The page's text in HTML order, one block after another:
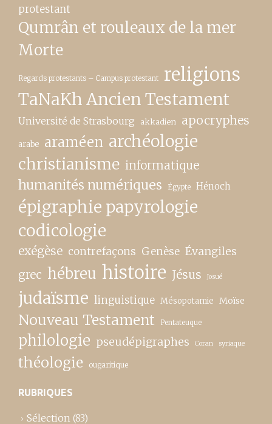
protestant
Qumrân et rouleaux de la mer
Morte
Regards protestants – Campus protestant religions
TaNaKh Ancien Testament
Université de Strasbourg akkadien apocryphes
arabe araméen archéologie
christianisme informatique
humanités numériques Égypte Hénoch
épigraphie papyrologie
codicologie
exégèse contrefaçons Genèse Évangiles
grec hébreu histoire Jésus Josué
judaïsme linguistique Mésopotamie Moïse
Nouveau Testament Pentateuque
philologie pseudépigraphes Coran syriaque
théologie ougaritique
RUBRIQUES
Sélection (83)